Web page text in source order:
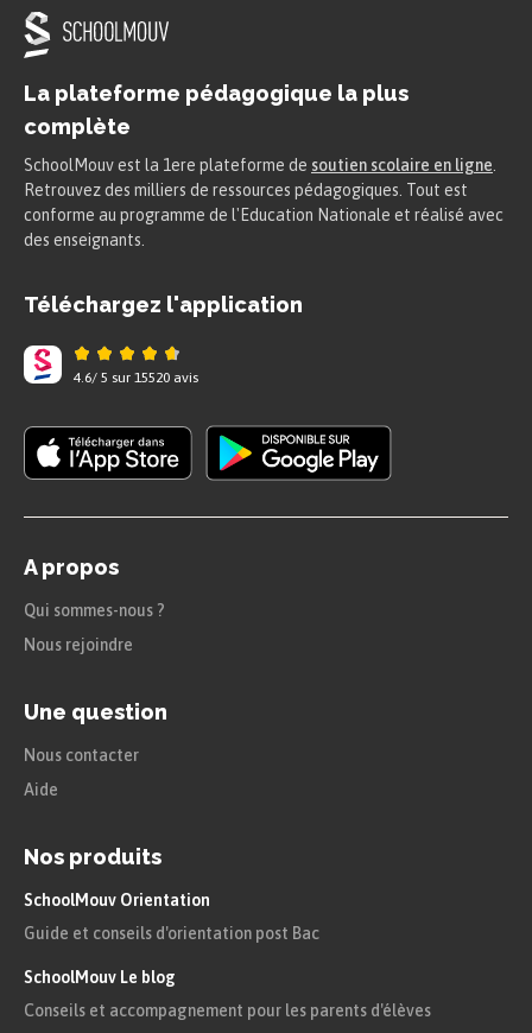
La plateforme pédagogique la plus
complète
SchoolMouv est la 1ere plateforme de soutien scolaire en ligne
Retrouvez des milliers de ressources pédagogiques. Tout est
conforme au programme de l'Education Nationale et réalisé avec
des enseignants.
Téléchargez l'application
4.6/ 5 sur 15520 avis
A propos
Qui sommes-nous ?
Nous rejoindre
Une question
Nous contacter
Aide
Nos produits
SchoolMouv Orientation
Guide et conseils d'orientation post Bac
SchoolMouv Le blog
Conseils et accompagnement pour les parents d'élèves